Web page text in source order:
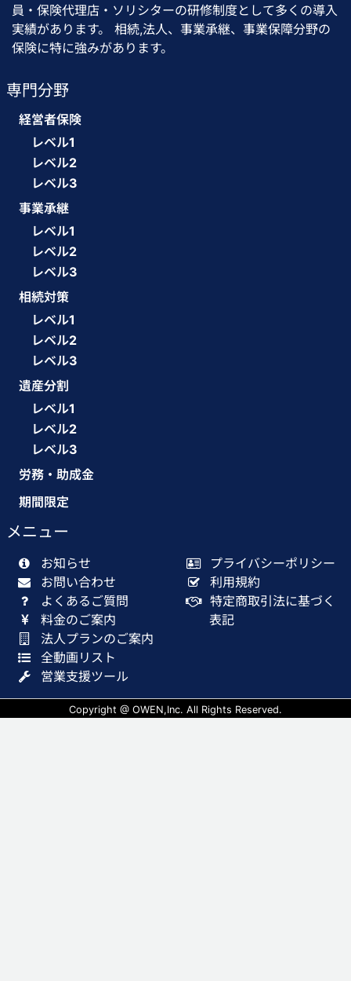
員・保険代理店・ソリシターの研修制度として多くの導入
実績があります。 相続,法人、事業承継、事業保障分野の
保険に特に強みがあります。
専門分野
経営者保険
レベル1
レベル2
レベル3
事業承継
レベル1
レベル2
レベル3
相続対策
レベル1
レベル2
レベル3
遺産分割
レベル1
レベル2
レベル3
労務・助成金
期間限定
メニュー
お知らせ
お問い合わせ
よくあるご質問
料金のご案内
法人プランのご案内
全動画リスト
営業支援ツール
プライバシーポリシー
利用規約
特定商取引法に基づく
表記
Copyright @ OWEN,Inc. All Rights Reserved.